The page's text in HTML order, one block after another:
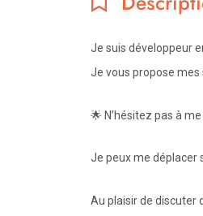
Je suis développeur
Je vous propose
🌟 N’hésitez pas à
Je peux me déplacer
Au plaisir de discuter